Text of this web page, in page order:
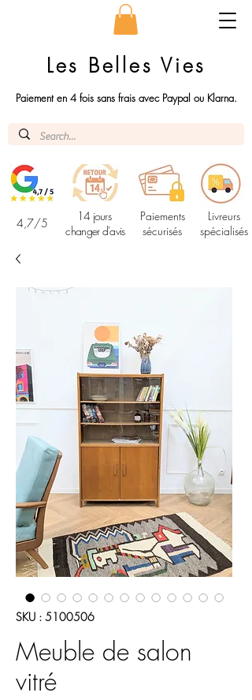
Les Belles Vies
Paiement en 4 fois sans frais avec Paypal ou Klarna.
4,7/5
14 jours
changer d'avis
Paiements
sécurisés
Livreurs
spécialisés
SKU : 5100506
Meuble de salon
vitré